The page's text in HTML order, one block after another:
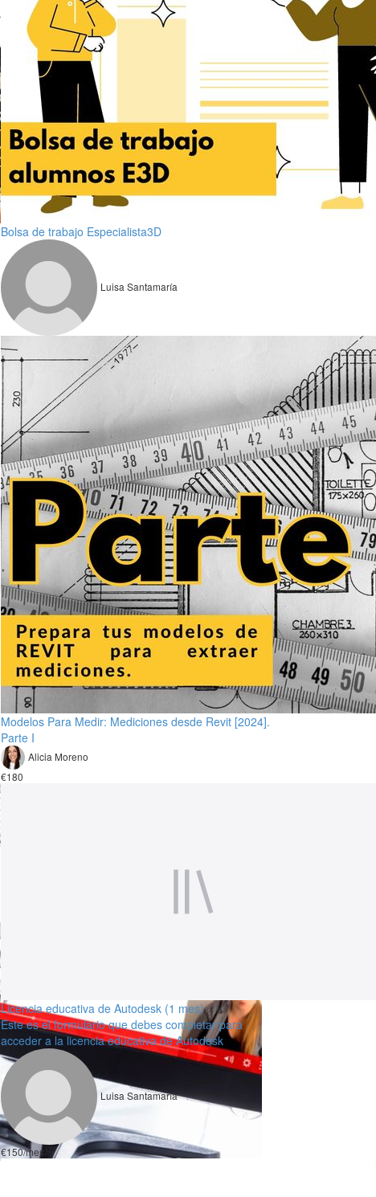
Bolsa de trabajo Especialista3D
Luisa Santamaría
Modelos Para Medir: Mediciones desde Revit [2024].
Parte I
Alicia Moreno
€180
Licencia educativa de Autodesk (1 mes)
Este es el formulario que debes completar para
acceder a la licencia educativa de Autodesk
Luisa Santamaría
€150/mes